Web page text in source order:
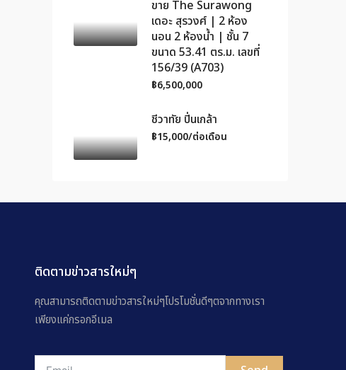
ขาย The Surawong
เดอะ สุรวงศ์ | 2 ห้อง
นอน 2 ห้องน้ำ | ชั้น 7
ขนาด 53.41 ตร.ม. เลขที่
156/39 (A703)
฿6,500,000
ชีวาทัย ปิ่นเกล้า
฿15,000/ต่อเดือน
ติดตามข่าวสารใหม่ๆ
คุณสามารถติดตามข่าวสารใหม่ๆโปรโมชั่นดีๆตจากทางเรา
เพียงแค่กรอกอีเมล